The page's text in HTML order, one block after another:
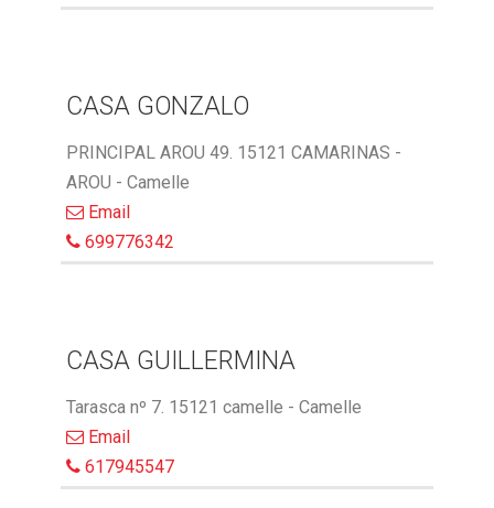
CASA GONZALO
PRINCIPAL AROU 49. 15121 CAMARINAS -
AROU - Camelle
Email
699776342
CASA GUILLERMINA
Tarasca nº 7. 15121 camelle - Camelle
Email
617945547